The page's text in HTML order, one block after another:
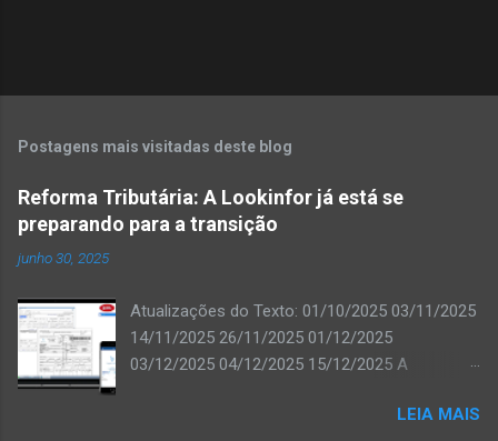
Postagens mais visitadas deste blog
Reforma Tributária: A Lookinfor já está se
preparando para a transição
junho 30, 2025
Atualizações do Texto: 01/10/2025 03/11/2025
14/11/2025 26/11/2025 01/12/2025
03/12/2025 04/12/2025 15/12/2025 A
do ERP ISIA para atender às exigências daLEIA MAIS